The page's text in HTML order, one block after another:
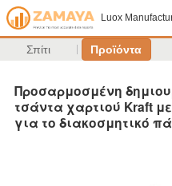
Luox
Σπίτι Προϊόντα
Προσαρμοσμένη
τσάντα χαρτιού Kraft
για το διακοσμητικό